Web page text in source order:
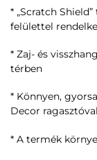
* „Scratch
felülettel
* Zaj- és
térben
* Könnyen,
Decor ragasztóval
* A termék